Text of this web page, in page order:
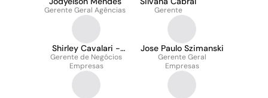
Gerente Geral Agências Gerente
Shirley Cavalari -
CEA.
Gerente de Negócios
Empresas
Jose Paulo Szimanski
Gerente Geral
Empresas